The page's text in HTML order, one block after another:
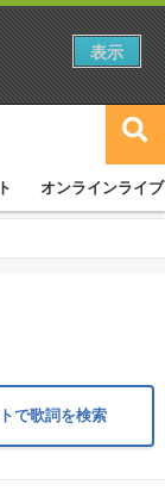
オンラインライブ
で歌詞を検索
表示